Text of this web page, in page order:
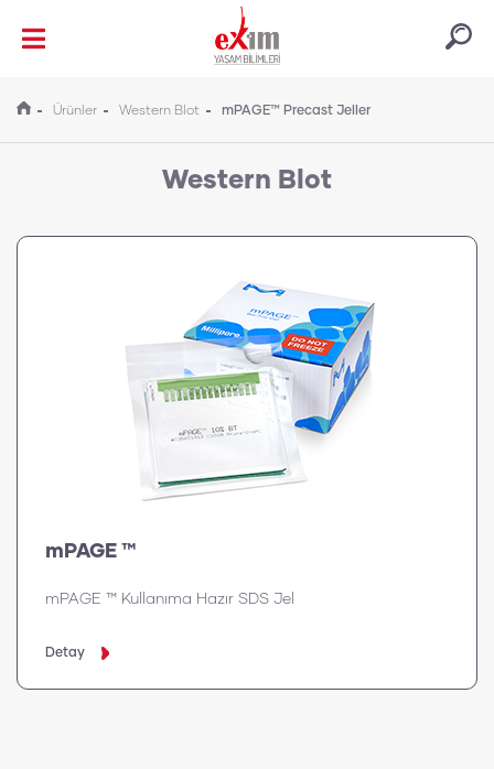
Ürünler Western Blot mPAGE™ Precast Jeller
Western Blot
mPAGE ™
mPAGE ™ Kullanıma Hazır SDS Jel
Detay